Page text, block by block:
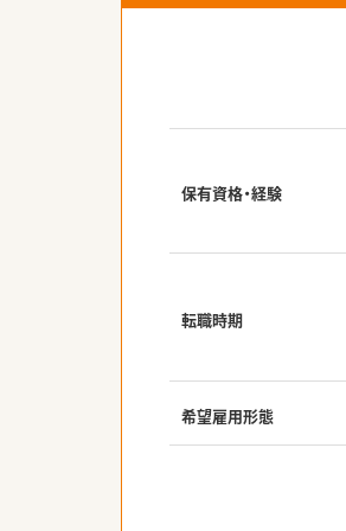
保有資格・経験
転職時期
希望雇用形態